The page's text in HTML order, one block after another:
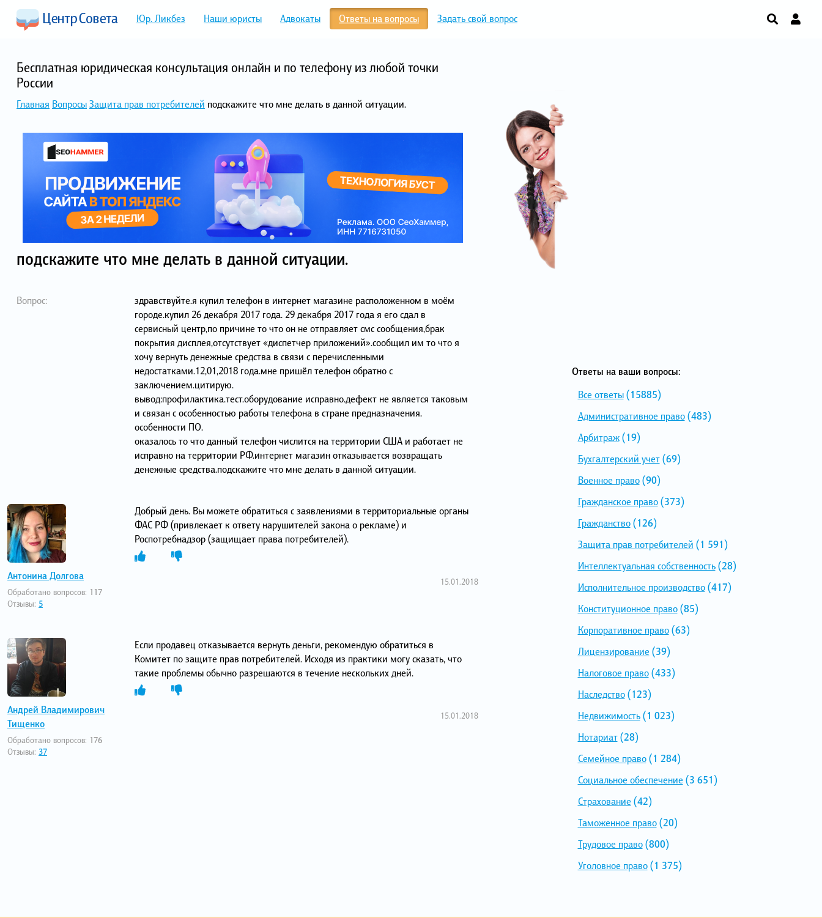
Юр. Ликбез Наши юристы Адвокаты Ответы на вопросы Задать свой вопрос
Бесплатная юридическая консультация онлайн и по телефону из любой точки
России
Главная ВопросыЗащита прав потребителей подскажите что мне делать в данной ситуации.
подскажите что мне делать в данной ситуации.
Вопрос:
здравствуйте.я купил телефон в интернет магазине расположенном в моём
городе.купил 26 декабря 2017 года. 29 декабря 2017 года я его сдал в
сервисный центр,по причине то что он не отправляет смс сообщения,брак
покрытия дисплея,отсутствует «диспетчер приложений».сообщил им то что я
хочу вернуть денежные средства в связи с перечисленными
недостатками.12,01,2018 года.мне пришёл телефон обратно с
заключением.цитирую.
вывод:профилактика.тест.оборудование исправно.дефект не является таковым
и связан с особенностью работы телефона в стране предназначения.
особенности ПО.
оказалось то что данный телефон числится на территории США и работает не
исправно на территории РФ.интернет магазин отказывается возвращать
денежные средства.подскажите что мне делать в данной ситуации.
Антонина Долгова
Обработано вопросов: 117
Отзывы: 5
Добрый день. Вы можете обратиться с заявлениями в территориальные органы
ФАС РФ (привлекает к ответу нарушителей закона о рекламе) и
Роспотребнадзор (защищает права потребителей).
15.01.2018
Андрей Владимирович
Тищенко
Обработано вопросов: 176
Отзывы: 37
Если продавец отказывается вернуть деньги, рекомендую обратиться в
Комитет по защите прав потребителей. Исходя из практики могу сказать, что
такие проблемы обычно разрешаются в течение нескольких дней.
15.01.2018
Ответы на ваши вопросы:
Все ответы(15885)
Административное право(483)
Арбитраж(19)
Бухгалтерский учет(69)
Военное право(90)
Гражданское право(373)
Гражданство(126)
Защита прав потребителей (1 591)
Интеллектуальная собственность(28)
Исполнительное производство(417)
Конституционное право(85)
Корпоративное право(63)
Лицензирование (39)
Налоговое право(433)
Наследство(123)
Недвижимость(1 023)
Нотариат(28)
Семейное право(1 284)
Социальное обеспечение (3 651)
Страхование (42)
Таможенное право(20)
Трудовое право(800)
Уголовное право(1 375)